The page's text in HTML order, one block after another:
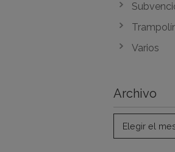
Varios
Archivo